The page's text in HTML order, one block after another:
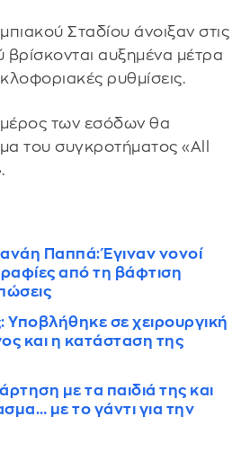
Σταδίου άνοιξαν στις
βρίσκονται αυξημένα μέτρα
ρυθμίσεις.
μέρος των εσόδων θα
του συγκροτήματος «All
Παππά: Έγιναν νονοί
από τη βάφτιση
Υποβλήθηκε σε χειρουργική
και η κατάσταση της
με τα παιδιά της και
με το γάντι για την